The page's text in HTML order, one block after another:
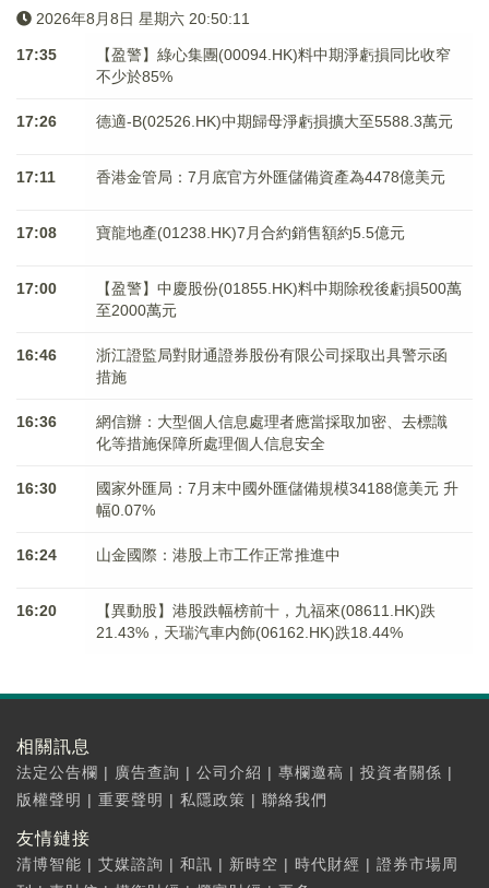
2026年8月8日 星期六 20:50:12
17:35
【盈警】綠心集團(00094.HK)料中期淨虧損同比收窄
不少於85%
17:26 德適-B(02526.HK)中期歸母淨虧損擴大至5588.3萬元
17:11 香港金管局：7月底官方外匯儲備資產為4478億美元
17:08 寶龍地產(01238.HK)7月合約銷售額約5.5億元
17:00
【盈警】中慶股份(01855.HK)料中期除稅後虧損500萬
至2000萬元
16:46
浙江證監局對財通證券股份有限公司採取出具警示函
措施
16:36
網信辦：大型個人信息處理者應當採取加密、去標識
化等措施保障所處理個人信息安全
16:30
國家外匯局：7月末中國外匯儲備規模34188億美元 升
幅0.07%
16:24 山金國際：港股上市工作正常推進中
16:20
【異動股】港股跌幅榜前十，九福來(08611.HK)跌
21.43%，天瑞汽車内飾(06162.HK)跌18.44%
相關訊息
法定公告欄 | 廣告查詢 | 公司介紹 | 專欄邀稿 | 投資者關係 |
版權聲明 | 重要聲明 | 私隱政策 | 聯絡我們
友情鏈接
清博智能 | 艾媒諮詢 | 和訊 | 新時空 | 時代財經 | 證券市場周